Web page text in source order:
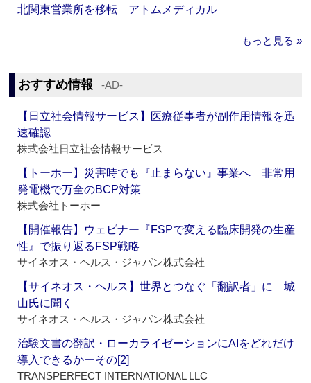
北関東営業所を移転 アトムメディカル
もっと見る »
おすすめ情報 ‐AD‐
【日立社会情報サービス】医療従事者が副作用情報を迅
速確認
株式会社日立社会情報サービス
【トーホー】災害時でも『止まらない』事業へ 非常用
発電機で万全のBCP対策
株式会社トーホー
【開催報告】ウェビナー『FSPで変える臨床開発の生産
性』で振り返るFSP戦略
サイネオス・ヘルス・ジャパン株式会社
【サイネオス・ヘルス】世界とつなぐ「翻訳者」に 城
山氏に聞く
サイネオス・ヘルス・ジャパン株式会社
治験文書の翻訳・ローカライゼーションにAIをどれだけ
導入できるかーその[2]
TRANSPERFECT INTERNATIONAL LLC